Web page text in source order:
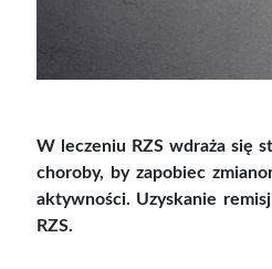
W leczeniu RZS wdraża się
choroby, by zapobiec
aktywności. Uzyskanie
RZS.